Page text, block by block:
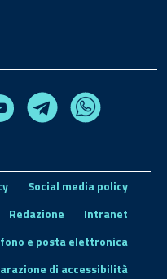
Youtube TelegramWhatsapp
Social media policy
Redazione
Intranet
e posta elettronica
di accessibilità